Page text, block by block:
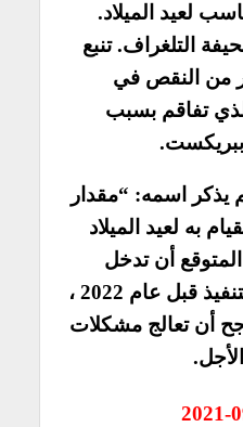
لعيد الميلاد.
التلغراف. تنبع
من النقص في
تفاقم بسبب
ببريكست.
اسمه: “مقدار
به لعيد الميلاد
أن تدخل
التدابير المتخذة حيز التنفيذ قبل عام 2022 ،
أن تعالج مشكلات